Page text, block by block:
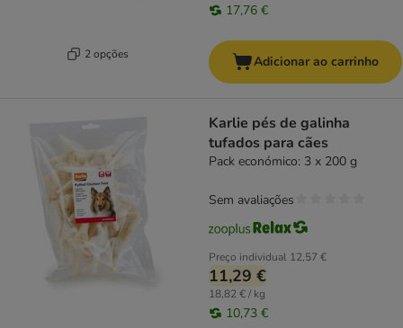
2 opções
17,76 €
Adicionar ao carrinho
Karlie pés de galinha
tufados para cães
Pack económico: 3 x 200 g
Preço individual 12,57 €
11,29 €
18,82 € / kg
10,73 €
Sem avaliações